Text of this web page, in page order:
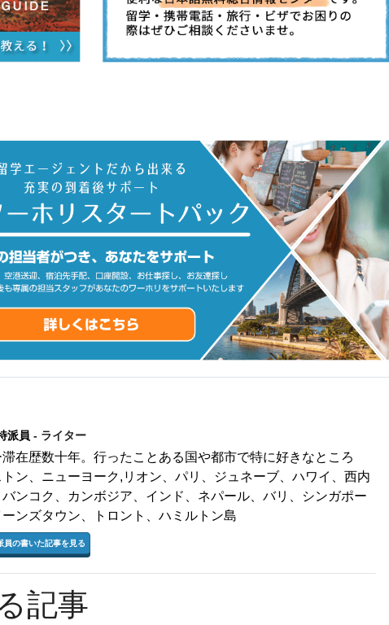
派員 - ライター
滞在歴数十年。行ったことある国や都市で特に好きなところ
ン、ニューヨーク,リオン、パリ、ジュネーブ、ハワイ、西内
バンコク、カンボジア、インド、ネパール、バリ、シンガポー
ーンズタウン、トロント、ハミルトン島
員の書いた記事を見る
記事